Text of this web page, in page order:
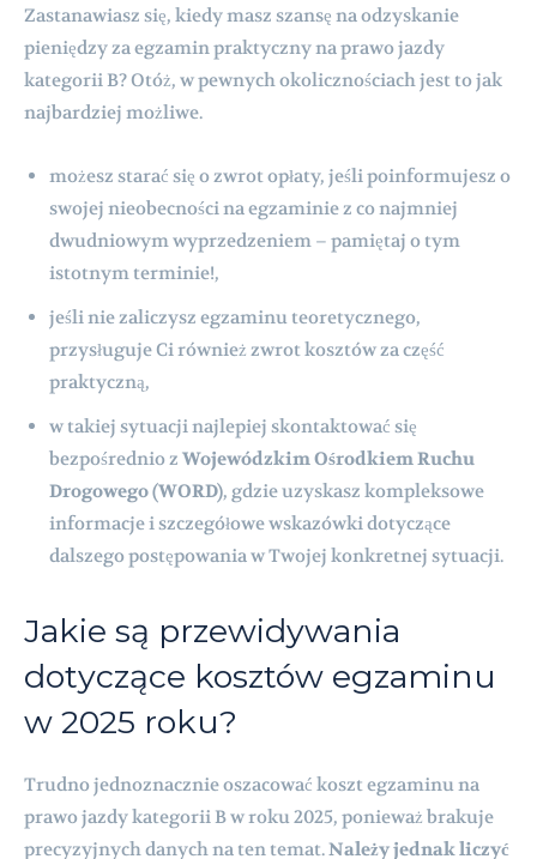
Zastanawiasz się, kiedy masz szansę na odzyskanie
pieniędzy za egzamin praktyczny na prawo jazdy
kategorii B? Otóż, w pewnych okolicznościach jest to jak
najbardziej możliwe.
możesz starać się o zwrot opłaty, jeśli poinformujesz o
swojej nieobecności na egzaminie z co najmniej
dwudniowym wyprzedzeniem – pamiętaj o tym
istotnym terminie!,
jeśli nie zaliczysz egzaminu teoretycznego,
przysługuje Ci również zwrot kosztów za część
praktyczną,
w takiej sytuacji najlepiej skontaktować się
bezpośrednio z Wojewódzkim Ośrodkiem Ruchu
Drogowego (WORD), gdzie uzyskasz kompleksowe
informacje i szczegółowe wskazówki dotyczące
dalszego postępowania w Twojej konkretnej sytuacji.
Jakie są przewidywania
dotyczące kosztów egzaminu
w 2025 roku?
Trudno jednoznacznie oszacować koszt egzaminu na
prawo jazdy kategorii B w roku 2025, ponieważ brakuje
precyzyjnych danych na ten temat.Należy jednak liczyć